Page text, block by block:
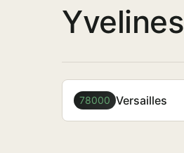
Yvelines
78000 Versailles